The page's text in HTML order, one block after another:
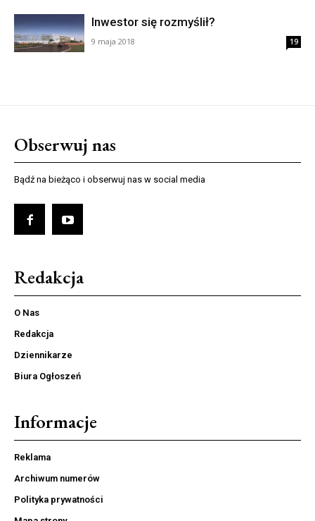
Inwestor się rozmyślił?
9 maja 2018 19
Obserwuj nas
Bądź na bieżąco i obserwuj nas w social media
Redakcja
O Nas
Redakcja
Dziennikarze
Biura Ogłoszeń
Informacje
Reklama
Archiwum numerów
Polityka prywatności